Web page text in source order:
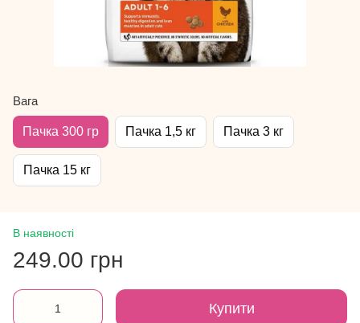
Вага
Пачка 300 гр Пачка 1,5 кг Пачка 3 кг
Пачка 15 кг
В наявності
249.00 грн
Купити